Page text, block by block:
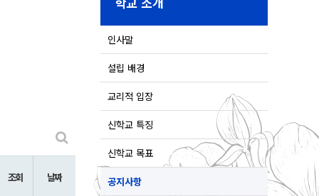
조회 날짜
인사말
설립 배경
교리적 입장
신학교 특징
신학교 목표
공지사항